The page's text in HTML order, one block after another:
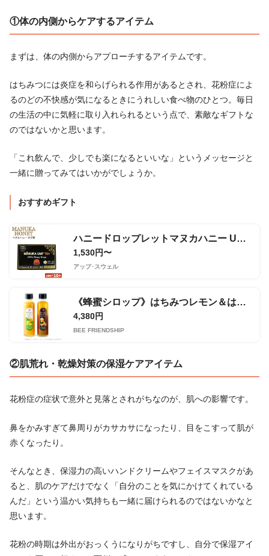
①体の内側からケアするアイテム
まずは、体の内側からアプローチするアイテムです。
はちみつには炎症を和らげられる作用があるとされ、花粉症によ
るのどの不快感が気になるときにうれしい食べ物のひとつ。毎日
の生活の中に気軽に取り入れられるという点で、素敵なギフトな
のではないかと思います。
「これ飲んで、少しでも楽になるといいな」というメッセージと
一緒に贈ってみてはいかがでしょうか。
おすすめギフト
ハニードロップレットマヌカハニー UMF®10+(のど飴)
1,530円〜
アップ･スウェル
《蜂蜜シロップ》はちみつレモン＆はちみつジンジャー
4,380円
BEE FRIENDSHIP
②肌荒れ・乾燥対策の保湿ケアアイテム
花粉症の症状で意外と見落とされがちなのが、肌への影響です。
鼻をかみすぎて鼻周りがカサカサになったり、目をこすって肌が
赤くなったり。
そんなとき、保湿力の高いハンドクリームやフェイスマスクがあ
ると、肌のケアだけでなく「自分のことを気にかけてくれている
んだ」という温かい気持ちも一緒に届けられるのではないかなと
思います。
花粉の時期は外出がおっくうになりがちですし、自分で保湿アイ